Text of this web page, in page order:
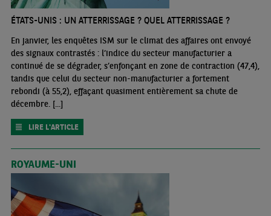
ÉTATS-UNIS : UN ATTERRISSAGE ? QUEL ATTERRISSAGE ?
En janvier, les enquêtes ISM sur le climat des affaires ont envoyé
des signaux contrastés : l’indice du secteur manufacturier a
continué de se dégrader, s’enfonçant en zone de contraction (47,4),
tandis que celui du secteur non-manufacturier a fortement
rebondi (à 55,2), effaçant quasiment entièrement sa chute de
décembre. [...]
LIRE L'ARTICLE
ROYAUME-UNI